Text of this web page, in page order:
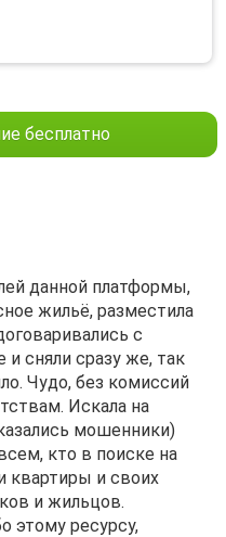
бесплатно
данной платформы,
жильё, разместила
с
сняли сразу же, так
Чудо, без комиссий
Искала на
мошенники)
кто в поиске на
квартиры и своих
и жильцов.
этому ресурсу,